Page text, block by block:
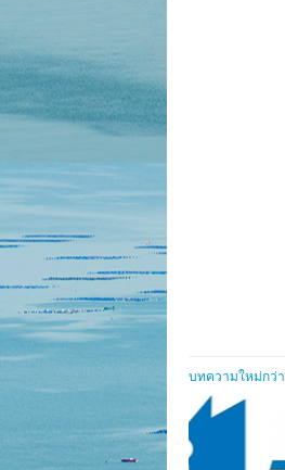
บทความใหม่กว่า